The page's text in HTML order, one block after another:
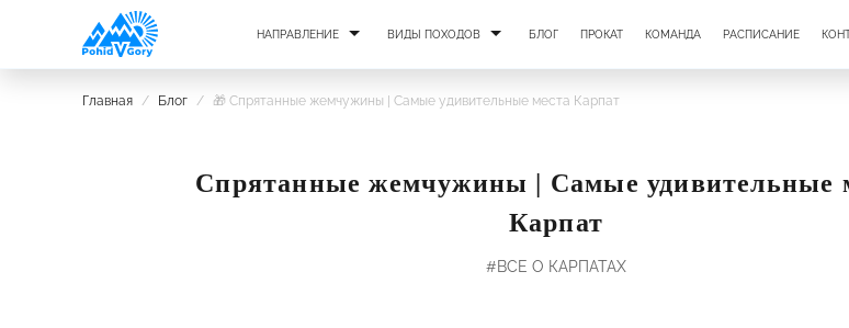
НАПРАВЛЕНИЕ ВИДЫ ПОХОДОВ БЛОГ ПРОКАТ КОМАНДА РАСПИСАНИЕ
Главная / Блог / 🎁 Спрятанные жемчужины | Самые удивительные места Карпат
Спрятанные жемчужины | Самые удивительные
Карпат
#ВСЕ О КАРПАТАХ